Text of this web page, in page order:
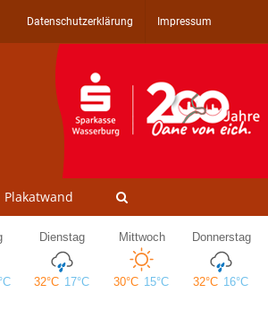
Datenschutzerklärung Impressum
Plakatwand